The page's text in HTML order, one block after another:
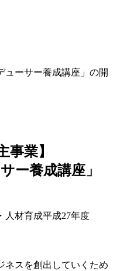
ューサー養成講座」の開
業】
ー養成講座」
人材育成平成27年度
ネスを創出していくため